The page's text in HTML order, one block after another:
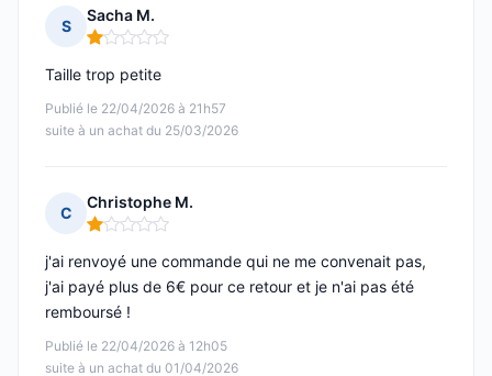
S
Sacha M.
Note : 1 sur 5
Publié le 22/04/2026 à 21h57
suite à un achat du 25/03/2026
Taille trop petite
C
Christophe M.
Note : 1 sur 5
Publié le 22/04/2026 à 12h05
suite à un achat du 01/04/2026
j'ai renvoyé une commande qui ne me convenait pas,
j'ai payé plus de 6€ pour ce retour et je n'ai pas été
remboursé !